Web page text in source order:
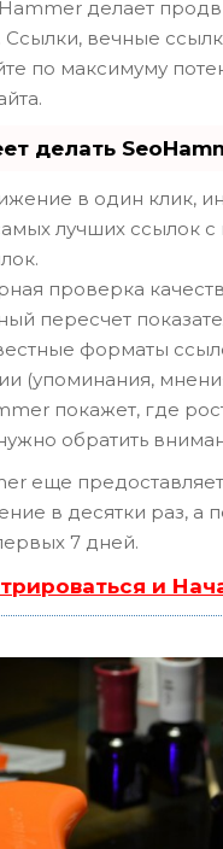
делает
Ссылки, вечные
по максимуму
делать
в один клик,
лучших ссылок
проверка
пересчет
форматы
(упоминания,
покажет, где
обратить
еще
в десятки раз, а
7 дней.
и